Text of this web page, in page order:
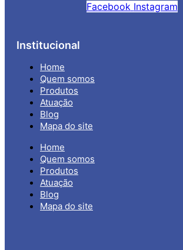
Facebook Instagram
Institucional
Home
Quem somos
Produtos
Atuação
Blog
Mapa do site
Home
Quem somos
Produtos
Atuação
Blog
Mapa do site